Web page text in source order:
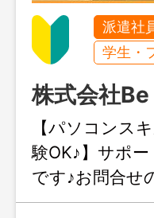
派遣社
学生・
株式会社
【パソコンス
験OK♪】サポ
です♪お問合せ
気軽にご連絡